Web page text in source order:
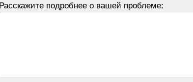
Расскажите подробнее о вашей проблеме: